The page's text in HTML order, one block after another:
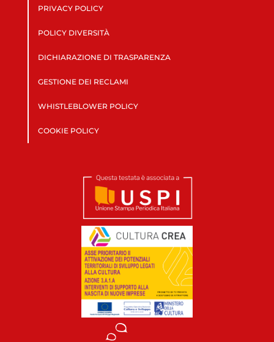
PRIVACY POLICY
POLICY DIVERSITÀ
DICHIARAZIONE DI TRASPARENZA
GESTIONE DEI RECLAMI
WHISTLEBLOWER POLICY
COOKIE POLICY